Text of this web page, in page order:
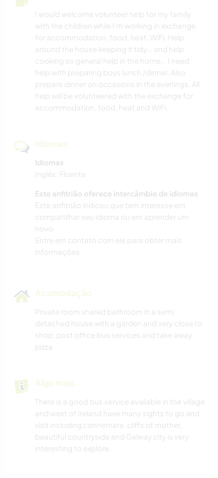
I would welcome volunteer help for my family
with the children while I'm working in exchange
for accommodation, food, heat, WiFi. Help
around the house keeping it tidy... and help
cooking so general help in the home... I need
help with preparing boys lunch /dinner. Also
prepare dinner on occasions in the evenings. All
help will be volunteered with the exchange for
accommodation, food, heat and WiFi.
Idiomas
Idiomas
Inglês: Fluente
Este anfitrião oferece intercâmbio de idiomas
Este anfitrião indicou que tem interesse em
compartilhar seu idioma ou em aprender um
novo.
Entre em contato com ele para obter mais
informações.
Acomodação
Private room shared bathroom in a semi
detached house with a garden and very close to
shop, post office bus services and take away
pizza
Algo mais...
There is a good bus service available in the village
and west of Ireland have many sights to go and
visit including connemara, cliffs of mother,
beautiful countryside and Galway city is very
interesting to explore.